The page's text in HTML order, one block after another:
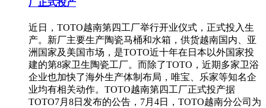
厂正式投产
近日，TOTO越南第四工厂举行开业仪式，正式投入生
产。新厂主要生产陶瓷马桶和水箱，供货越南国内、亚
洲国家及美国市场，是TOTO近十年在日本以外国家投
建的第8家卫生陶瓷工厂。而除了TOTO，近期多家卫浴
企业也加快了海外生产体制布局，唯宝、乐家等知名企
业均有相关动作。TOTO越南第四工厂正式投产据
TOTO7月8日发布的公告，7月4日，TOTO越南分公司为